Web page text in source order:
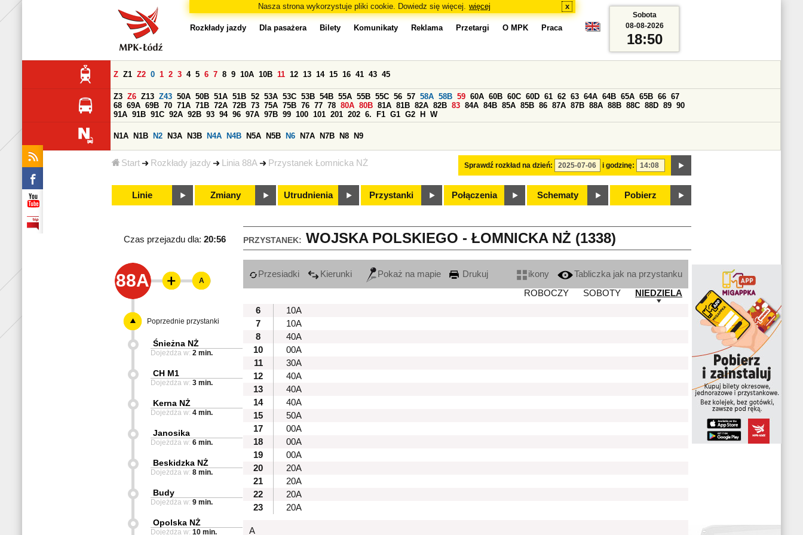
Nasza strona wykorzystuje pliki cookie. Dowiedz się więcej. więcej x
Start Rozkłady jazdy Linia 88A Przystanek Łomnicka NŻ
Rozkłady jazdy Dla pasażera Bilety Komunikaty Reklama Przetargi O MPK Praca
Sprawdź rozkład na dzień: i godzinę:
Z Z1 Z2 0 1 2 3 4 5 6 7 8 9 10A 10B 11 12 13 14 15 16 41 43 45
Z3 Z6 Z13 Z43 50A 50B 51A 51B 52 53A 53C 53B 54B 55A 55B 55C 56 57 58A 58B 59 60A 60B 60C 60D 61 62 63 64A 64B 65A 65B 66 67
68 69A 69B 70 71A 71B 72A 72B 73 75A 75B 76 77 78 80A 80B 81A 81B 82A 82B 83 84A 84B 85A 85B 86 87A 87B 88A 88B 88C 88D 89 90
91A 91B 91C 92A 92B 93 94 96 97A 97B 99 100 101 201 202 6. F1 G1 G2 H W
N1A N1B N2 N3A N3B N4A N4B N5A N5B N6 N7A N7B N8 N9
Linie Zmiany Utrudnienia Przystanki Połączenia Schematy Pobierz
Sobota
08-08-2026
18:50
PRZYSTANEK: WOJSKA POLSKIEGO - ŁOMNICKA NŻ (1338)
Czas przejazdu dla: 20:56
88A Przesiadki Kierunki Pokaż na mapie Drukuj ikony
Tabliczka jak na przystanku
ROBOCZY
SOBOTY
NIEDZIELA
6
10A
7
10A
8
40A
10
00A
11
30A
12
40A
13
40A
14
40A
15
50A
17
00A
18
00A
19
00A
20
20A
21
20A
22
20A
23
20A
A
A
Poprzednie przystanki
Śnieżna NŻ
Dojeżdża w: 2 min.
CH M1
Dojeżdża w: 3 min.
Kerna NŻ
Dojeżdża w: 4 min.
Janosika
Dojeżdża w: 6 min.
Beskidzka NŻ
Dojeżdża w: 8 min.
Budy
Dojeżdża w: 9 min.
Opolska NŻ
Dojeżdża w: 10 min.